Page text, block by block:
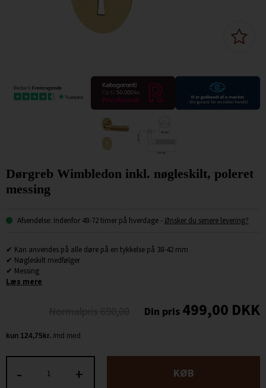
Dørgreb Wimbledon inkl. nøgleskilt, poleret
messing
Afsendelse: Indenfor 48-72 timer på hverdage - Ønsker du senere levering?
✔ Kan anvendes på alle døre på en tykkelse på 38-42 mm
✔ Nøgleskilt medfølger
✔ Messing
Læs mere
499,00 DKK
+
- KØB